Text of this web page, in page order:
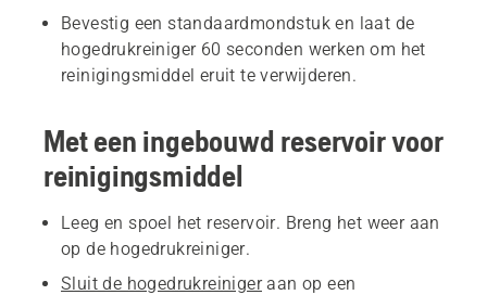
Bevestig een standaardmondstuk en laat de
hogedrukreiniger 60 seconden werken om het
reinigingsmiddel eruit te verwijderen.
Met een ingebouwd reservoir voor
reinigingsmiddel
Leeg en spoel het reservoir. Breng het weer aan
op de hogedrukreiniger.
Sluit de hogedrukreinigeraan op een